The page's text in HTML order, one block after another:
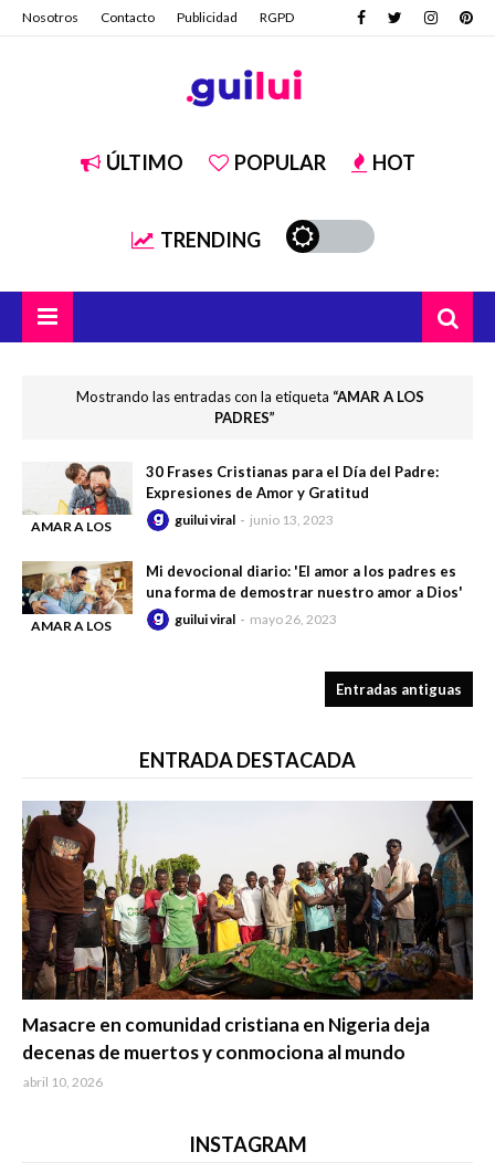
Nosotros Contacto Publicidad RGPD
ÚLTIMO POPULAR HOT
TRENDING
Mostrando las entradas con la etiqueta AMAR A LOS
PADRES
AMAR A LOS
30 Frases Cristianas para el Día del Padre:
Expresiones de Amor y Gratitud
guilui viral junio 13, 2023
AMAR A LOS
Mi devocional diario: 'El amor a los padres es
una forma de demostrar nuestro amor a Dios'
guilui viral mayo 26, 2023
Entradas antiguas
ENTRADA DESTACADA
Masacre en comunidad cristiana en Nigeria deja
decenas de muertos y conmociona al mundo
abril 10, 2026
INSTAGRAM